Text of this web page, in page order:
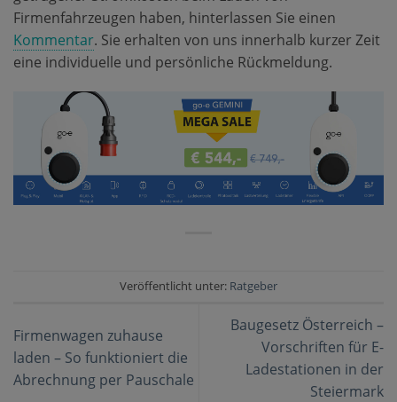
Firmenfahrzeugen haben, hinterlassen Sie einen
Kommentar. Sie erhalten von uns innerhalb kurzer Zeit
eine individuelle und persönliche Rückmeldung.
Veröffentlicht unter: Ratgeber
Firmenwagen zuhause
laden – So funktioniert die
Abrechnung per Pauschale
Baugesetz Österreich –
Vorschriften für E-
Ladestationen in der
Steiermark